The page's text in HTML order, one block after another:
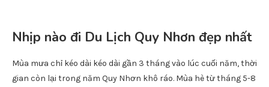
Nhịp nào đi Du Lịch Quy Nhơn đẹp nhất
Mùa mưa chỉ kéo dài kéo dài gần 3 tháng vào lúc cuối năm, thời
gian còn lại trong năm Quy Nhơn khô ráo. Mùa hè từ tháng 5-8